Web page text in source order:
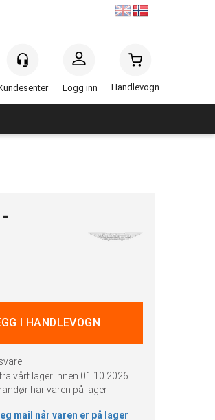
Logg inn Handlevogn
vårt lager innen 01.10.2026
har varen på lager
mail når varen er på lager